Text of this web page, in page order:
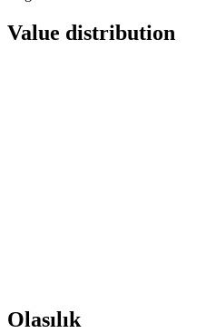
Value distribution
Olasılık